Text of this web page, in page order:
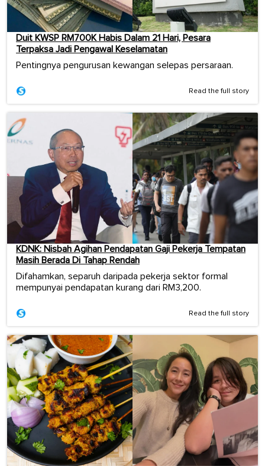
Duit KWSP RM700K Habis Dalam 21 Hari, Pesara
Terpaksa Jadi Pengawal Keselamatan
Pentingnya pengurusan kewangan selepas persaraan.
Read the full story
KDNK: Nisbah Agihan Pendapatan Gaji Pekerja Tempatan
Masih Berada Di Tahap Rendah
Difahamkan, separuh daripada pekerja sektor formal
mempunyai pendapatan kurang dari RM3,200.
Read the full story